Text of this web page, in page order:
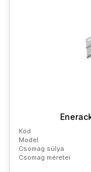
Kód
Model
Csomag súlya
Csomag méretei